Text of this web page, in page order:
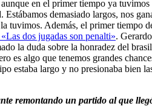
en el primer tiempo ya
Estábamos demasiado largos, nos
tuvimos. Además, el primer
dos jugadas son penalti».
la duda sobre la honradez del
es algo que tenemos grandes
estaba largo y no presionaba
remontando un partido al que